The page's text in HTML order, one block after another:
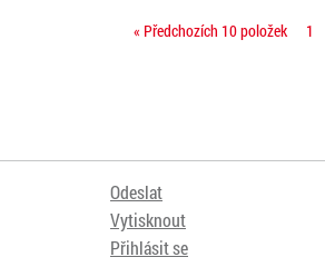
« Předchozích 10 položek
1
Odeslat
Vytisknout
Přihlásit se